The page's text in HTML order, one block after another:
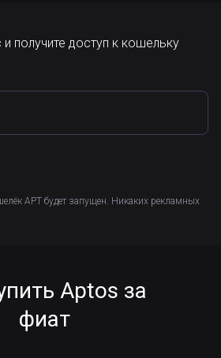
получите доступ к кошельку
APT будет запущен. Никаких рекламных
Aptos за
фиат